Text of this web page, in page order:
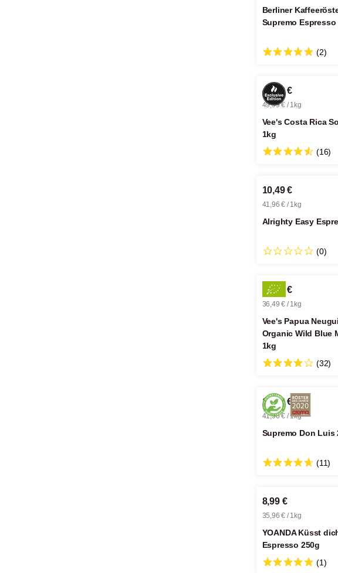
Berliner
Supremo Espresso
(2)
49,99 €
49,99 € / 1kg
Vee's Costa Rica
1kg
(16)
10,49 €
41,96 € / 1kg
Alrighty Easy
(0)
36,49 €
36,49 € / 1kg
Vee's Papua
Organic Wild Blue
1kg
(32)
10,49 €
41,96 € / 1kg
Supremo Don Luis
(11)
8,99 €
35,96 € / 1kg
YOANDA Küsst
Espresso 250g
(1)